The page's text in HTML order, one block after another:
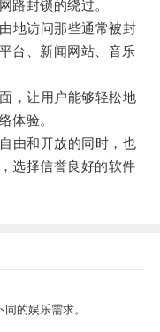
路封锁的绕过。
访问那些通常被封
台、新闻网站、音乐
让用户能够轻松地
体验。
和开放的同时，也
选择信誉良好的软件
的娱乐需求。